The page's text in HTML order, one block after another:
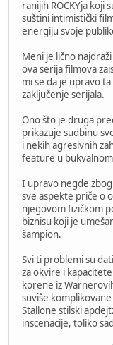
ranijih ROCKYja koji
suštini intimistički
energiju svoje
Meni je lično
ova serija filmova
mi se da je upravo
zaključenje serijala.
Ono što je druga
prikazuje sudbinu
i nekih agresivnih
feature u
I upravo negde
sve aspekte priče o
njegovom fizičkom
biznisu koji je
šampion.
Svi ti problemi su
za okvire i
korene iz
suviše
Stallone stilski
inscenacije, toliko